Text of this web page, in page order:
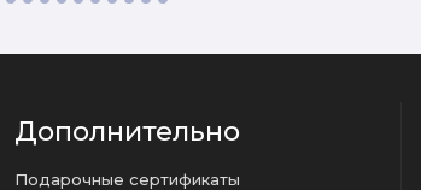
Дополнительно
Подарочные сертификаты